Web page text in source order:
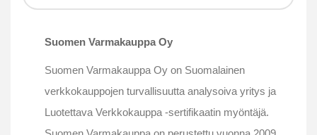
Suomen Varmakauppa Oy
Suomen Varmakauppa Oy on Suomalainen
verkkokauppojen turvallisuutta analysoiva yritys ja
Luotettava Verkkokauppa -sertifikaatin myöntäjä.